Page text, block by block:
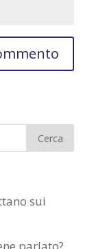
sui
parlato?